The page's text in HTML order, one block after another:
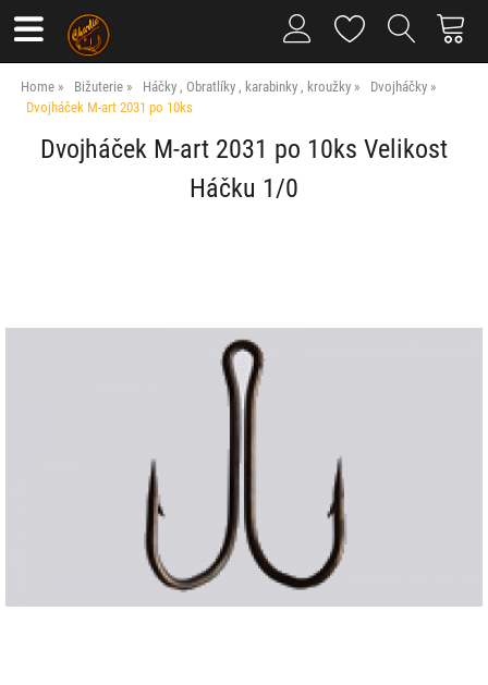
Home Bižuterie Háčky , Obratlíky , karabinky , kroužky
Dvojháčky
Dvojháček M-art 2031 po 10ks
Dvojháček M-art 2031 po 10ks Velikost
Háčku 1/0